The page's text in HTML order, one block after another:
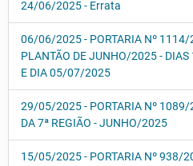
24/06/2025 - Errata
06/06/2025 - PORTARIA Nº 1114/
PLANTÃO DE JUNHO/2025 -
E DIA 05/07/2025
29/05/2025 - PORTARIA Nº 1089/
DA 7ª REGIÃO - JUNHO/2025
15/05/2025 - PORTARIA Nº 938/